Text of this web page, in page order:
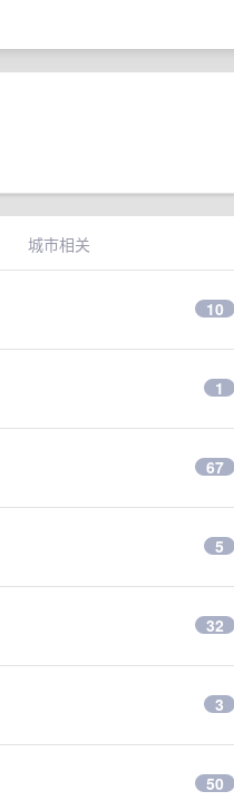
城市相关
10
1
67
5
32
3
50